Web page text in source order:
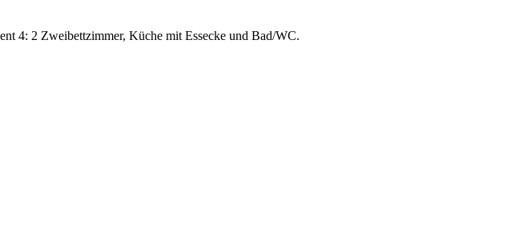
4: 2 Zweibettzimmer, Küche mit Essecke und Bad/WC.